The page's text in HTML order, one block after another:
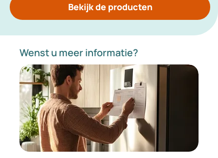
Bekijk de producten
Wenst u meer informatie?